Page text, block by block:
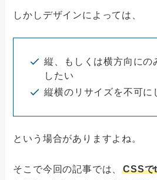
しかしデザインによっては、
縦、もしくは横方向にの
したい
縦横のリサイズを不可に
という場合がありますよね。
そこで今回の記事では、CSSで